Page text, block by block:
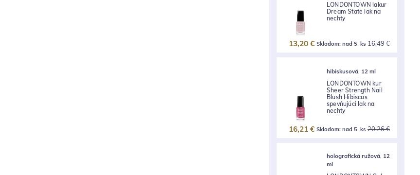
LONDONTOWN lakur
Dream State lak na
nechty
Skladom: nad 5 ks 16,49 €
13,20 €
hibiskusová, 12 ml
LONDONTOWN kur
Sheer Strength Nail
Blush Hibiscus
spevňujúci lak na
nechty
Skladom: nad 5 ks 20,26 €
16,21 €
holografická ružová, 12
ml